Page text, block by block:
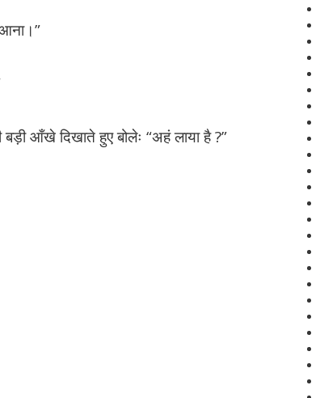
आँखे दिखाते हुए बोलेः “अहं लाया है ?”